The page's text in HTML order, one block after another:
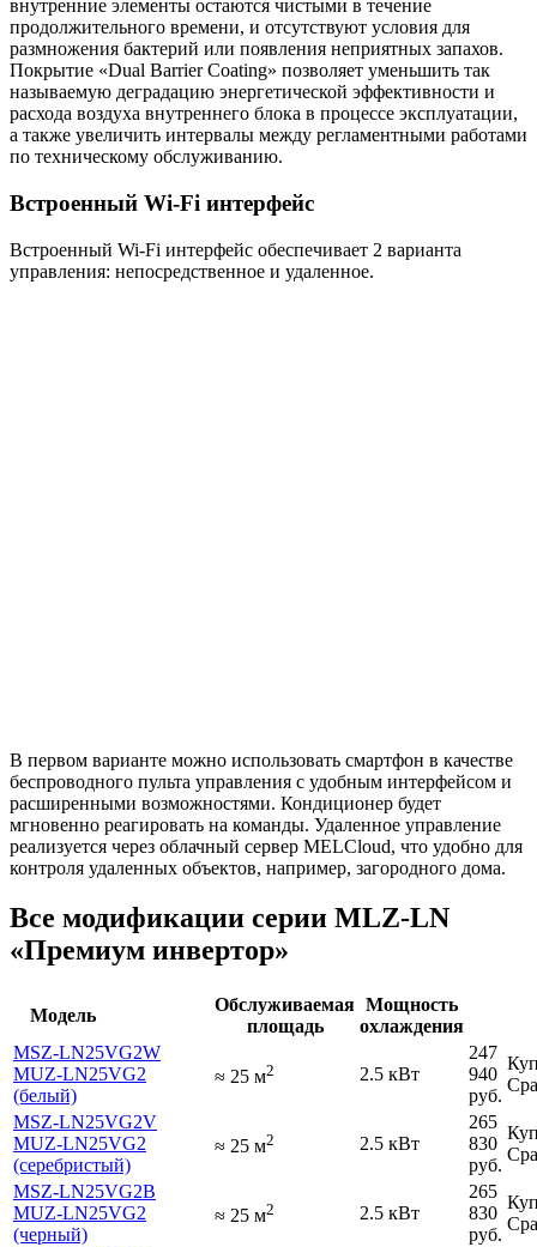
внутренние элементы остаются чистыми в течение
продолжительного времени, и отсутствуют условия для
размножения бактерий или появления неприятных запахов.
Покрытие «Dual Barrier Coating» позволяет уменьшить так
называемую деградацию энергетической эффективности и
расхода воздуха внутреннего блока в процессе эксплуатации,
а также увеличить интервалы между регламентными работами
по техническому обслуживанию.
Встроенный Wi-Fi интерфейс
Встроенный Wi-Fi интерфейс обеспечивает 2 варианта
управления: непосредственное и удаленное.
В первом варианте можно использовать смартфон в качестве
беспроводного пульта управления с удобным интерфейсом и
расширенными возможностями. Кондиционер будет
мгновенно реагировать на команды. Удаленное управление
реализуется через облачный сервер MELCloud, что удобно для
контроля удаленных объектов, например, загородного дома.
Все модификации серии MLZ-LN
«Премиум инвертор»
Модель
Обслуживаемая
площадь
Мощность
охлаждения
MSZ-LN25VG2W
MUZ-LN25VG2
(белый)
≈ 25 м2 2.5 кВт
247
940
руб.
MSZ-LN25VG2V
MUZ-LN25VG2
(серебристый)
≈ 25 м2 2.5 кВт
265
830
руб.
MSZ-LN25VG2B
MUZ-LN25VG2
(черный)
≈ 25 м2 2.5 кВт
265
830
руб.